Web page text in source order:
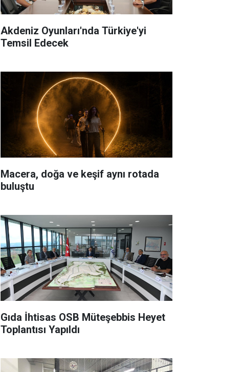
Akdeniz Oyunları'nda Türkiye'yi
Temsil Edecek
Macera, doğa ve keşif aynı rotada
buluştu
Gıda İhtisas OSB Müteşebbis Heyet
Toplantısı Yapıldı